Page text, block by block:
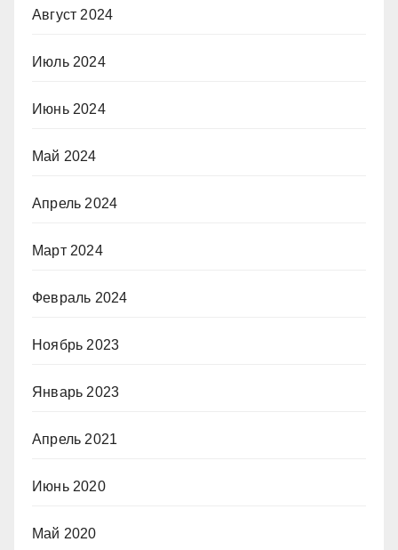
Август 2024
Июль 2024
Июнь 2024
Май 2024
Апрель 2024
Март 2024
Февраль 2024
Ноябрь 2023
Январь 2023
Апрель 2021
Июнь 2020
Май 2020